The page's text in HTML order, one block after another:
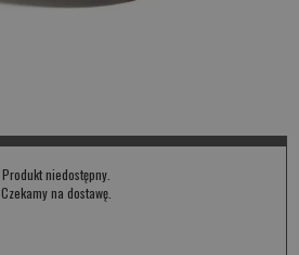
Produkt niedostępny.
Czekamy na dostawę.